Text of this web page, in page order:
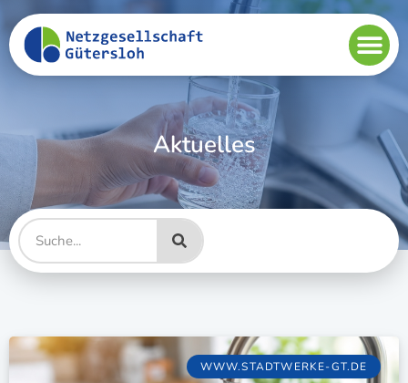
Aktuelles
WWW.STADTWERKE-GT.DE